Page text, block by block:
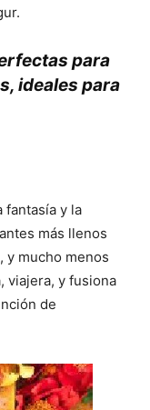
para
ideales para
fantasía y la
más llenos
y mucho menos
viajera, y fusiona
de